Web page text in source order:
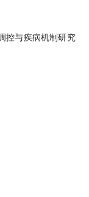
控与疾病机制研究